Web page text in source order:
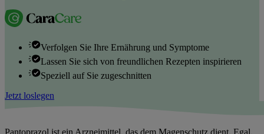
Verfolgen Sie Ihre Ernährung und Symptome
Lassen Sie sich von freundlichen Rezepten inspirieren
Speziell auf Sie zugeschnitten
Jetzt loslegen
Pantoprazol ist ein Arzneimittel, das dem Magenschutz dient. Egal,